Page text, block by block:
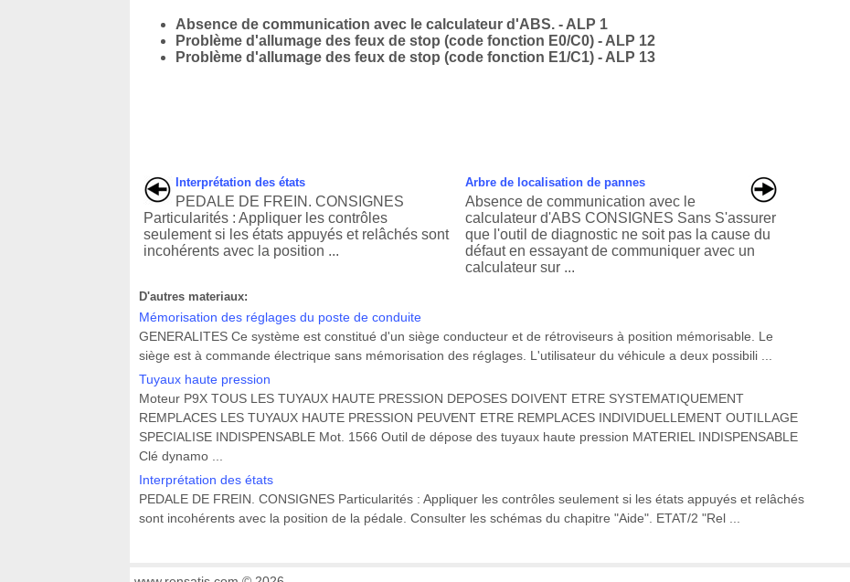
Absence de communication avec le calculateur d'ABS. - ALP 1
Problème d'allumage des feux de stop (code fonction E0/C0) - ALP 12
Problème d'allumage des feux de stop (code fonction E1/C1) - ALP 13
Interprétation des états
PEDALE DE FREIN. CONSIGNES
Particularités : Appliquer les contrôles
seulement si les états appuyés et relâchés sont
incohérents avec la position ...
Arbre de localisation de pannes
Absence de communication avec le
calculateur d'ABS CONSIGNES Sans S'assurer
que l'outil de diagnostic ne soit pas la cause du
défaut en essayant de communiquer avec un
calculateur sur ...
D'autres materiaux:
Mémorisation des réglages du poste de conduite
GENERALITES Ce système est constitué d'un siège conducteur et de rétroviseurs à position mémorisable. Le
siège est à commande électrique sans mémorisation des réglages. L'utilisateur du véhicule a deux possibili ...
Tuyaux haute pression
Moteur P9X TOUS LES TUYAUX HAUTE PRESSION DEPOSES DOIVENT ETRE SYSTEMATIQUEMENT
REMPLACES LES TUYAUX HAUTE PRESSION PEUVENT ETRE REMPLACES INDIVIDUELLEMENT OUTILLAGE
SPECIALISE INDISPENSABLE Mot. 1566 Outil de dépose des tuyaux haute pression MATERIEL INDISPENSABLE
Clé dynamo ...
Interprétation des états
PEDALE DE FREIN. CONSIGNES Particularités : Appliquer les contrôles seulement si les états appuyés et relâchés
sont incohérents avec la position de la pédale. Consulter les schémas du chapitre "Aide". ETAT/2 "Rel ...